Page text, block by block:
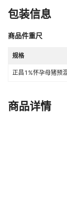
包装信息
商品件重尺
规格
正昌1%怀孕母猪预
商品详情